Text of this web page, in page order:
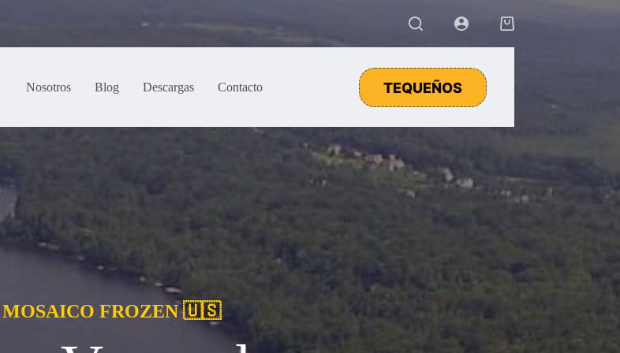
Carro
Nosotros Blog Descargas Contacto TEQUEÑOS
FROZEN 🇺🇸